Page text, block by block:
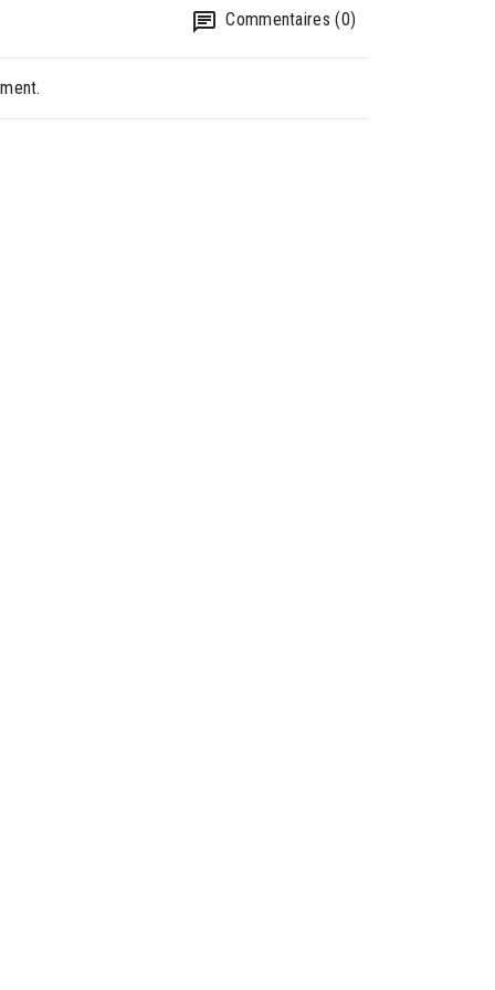
Commentaires (0)